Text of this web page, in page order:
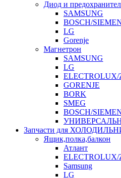
Диод и
SAMSUNG
BOSCH/
LG
Gorenje
Магнетрон
SAMSUNG
LG
ELECTROLUX/
GORENJE
BORK
SMEG
BOSCH/
Запчасти для
Ящик,полка,балкон
Атлант
ELECTROLUX/
Samsung
LG